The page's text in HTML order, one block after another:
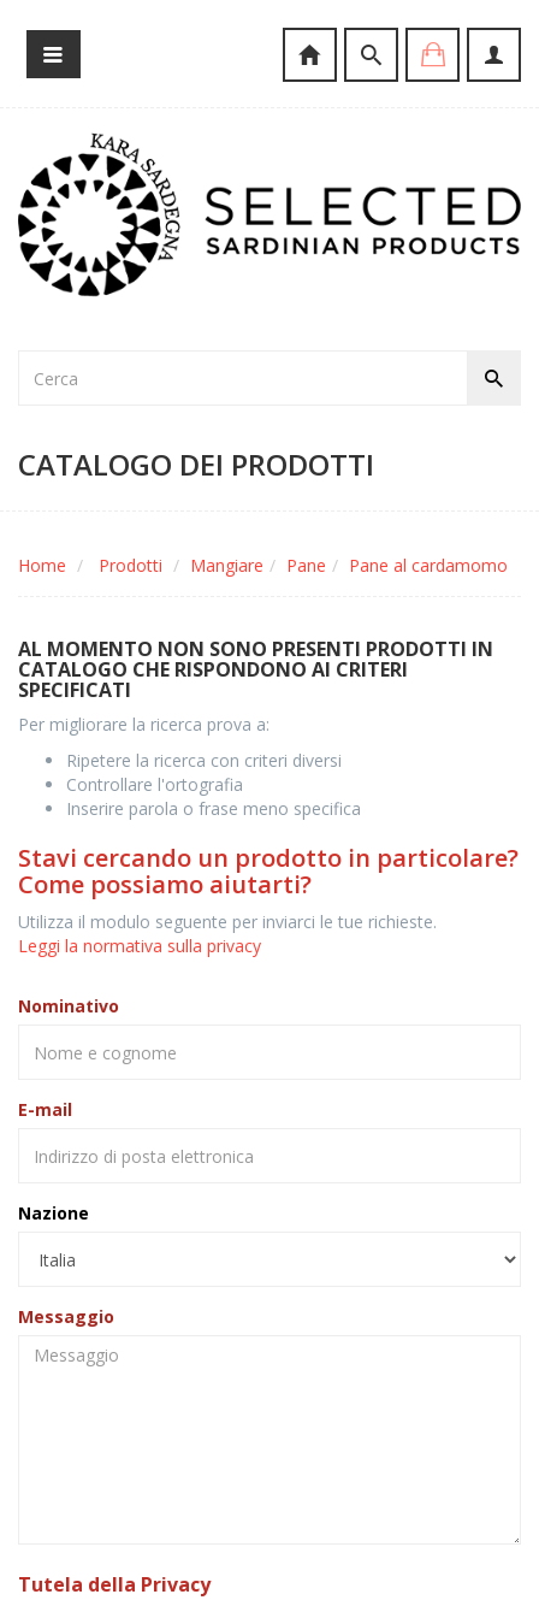
CATALOGO DEI PRODOTTI
Home Prodotti Mangiare Pane Pane al cardamomo
AL MOMENTO NON SONO PRESENTI PRODOTTI IN
CATALOGO CHE RISPONDONO AI CRITERI
SPECIFICATI
Per migliorare la ricerca prova a:
Ripetere la ricerca con criteri diversi
Controllare l'ortografia
Inserire parola o frase meno specifica
Stavi cercando un prodotto in particolare?
Come possiamo aiutarti?
Utilizza il modulo seguente per inviarci le tue richieste.
Leggi la normativa sulla privacy
Nominativo
E-mail
Nazione
Messaggio
Tutela della Privacy